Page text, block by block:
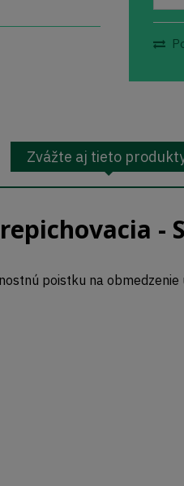
Zvážte aj tieto
-
poistku na obmedzenie